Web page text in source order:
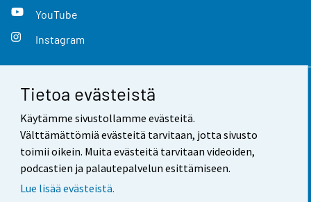
Tietoa evästeistä
Käytämme sivustollamme evästeitä.
Välttämättömiä evästeitä tarvitaan, jotta sivusto
toimii oikein. Muita evästeitä tarvitaan videoiden,
podcastien ja palautepalvelun esittämiseen.
Lue lisää evästeistä.
YouTube
Instagram
Yhteystiedot
Palaute
Käyttöehdot